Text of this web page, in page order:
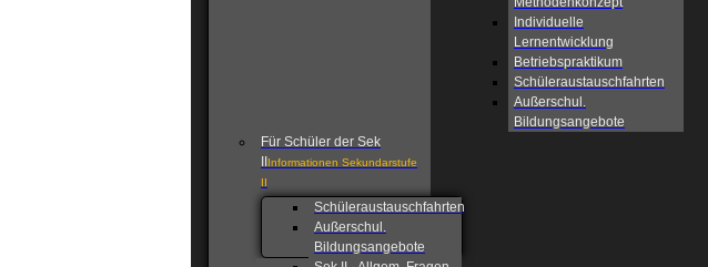
Individuelle
Lernentwicklung
Betriebspraktikum
Schüleraustauschfahrten
Außerschul.
Bildungsangebote
Für Schüler der Sek
Informationen Sekundarstufe
II
Schüleraustauschfahrten
Außerschul.
Bildungsangebote